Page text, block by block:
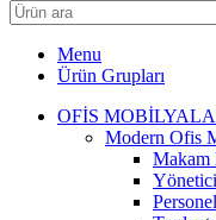
Menu
Ürün Grupları
OFİS
Modern Ofis
Makam
Yönetici